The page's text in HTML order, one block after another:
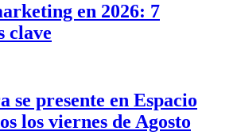
en 2026: 7
clave
se presente en Espacio
los viernes de Agosto